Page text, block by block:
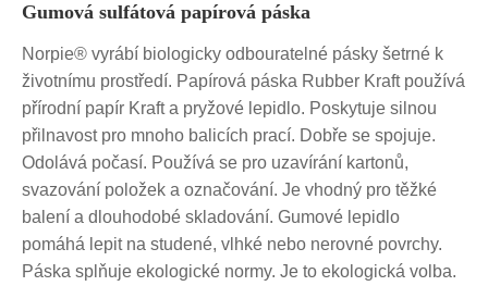
Gumová sulfátová papírová páska
Norpie® vyrábí biologicky odbouratelné pásky šetrné k
životnímu prostředí. Papírová páska Rubber Kraft používá
přírodní papír Kraft a pryžové lepidlo. Poskytuje silnou
přilnavost pro mnoho balicích prací. Dobře se spojuje.
Odolává počasí. Používá se pro uzavírání kartonů,
svazování položek a označování. Je vhodný pro těžké
balení a dlouhodobé skladování. Gumové lepidlo
pomáhá lepit na studené, vlhké nebo nerovné povrchy.
Páska splňuje ekologické normy. Je to ekologická volba.